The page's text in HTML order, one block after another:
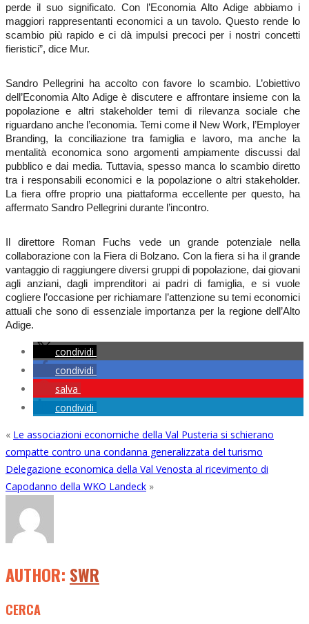
perde il suo significato. Con l’Economia Alto Adige abbiamo i
maggiori rappresentanti economici a un tavolo. Questo rende lo
scambio più rapido e ci dà impulsi precoci per i nostri concetti
fieristici”, dice Mur.
Sandro Pellegrini ha accolto con favore lo scambio. L’obiettivo
dell’Economia Alto Adige è discutere e affrontare insieme con la
popolazione e altri stakeholder temi di rilevanza sociale che
riguardano anche l’economia. Temi come il New Work, l’Employer
Branding, la conciliazione tra famiglia e lavoro, ma anche la
mentalità economica sono argomenti ampiamente discussi dal
pubblico e dai media. Tuttavia, spesso manca lo scambio diretto
tra i responsabili economici e la popolazione o altri stakeholder.
La fiera offre proprio una piattaforma eccellente per questo, ha
affermato Sandro Pellegrini durante l’incontro.
Il direttore Roman Fuchs vede un grande potenziale nella
collaborazione con la Fiera di Bolzano. Con la fiera si ha il grande
vantaggio di raggiungere diversi gruppi di popolazione, dai giovani
agli anziani, dagli imprenditori ai padri di famiglia, e si vuole
cogliere l’occasione per richiamare l’attenzione su temi economici
attuali che sono di essenziale importanza per la regione dell’Alto
Adige.
condividi
condividi
salva
condividi
« Le associazioni economiche della Val Pusteria si schierano
compatte contro una condanna generalizzata del turismo
Delegazione economica della Val Venosta al ricevimento di
Capodanno della WKO Landeck »
AUTHOR: SWR
CERCA